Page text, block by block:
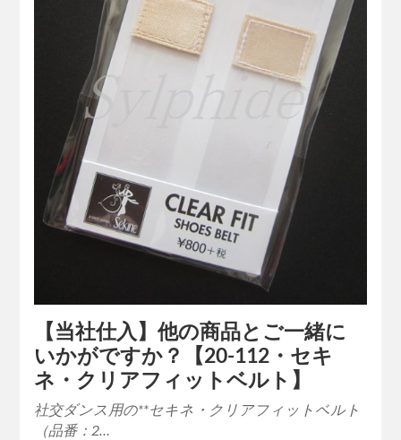
【当社仕入】他の商品とご一緒に
いかがですか？【20-112・セキ
ネ・クリアフィットベルト】
社交ダンス用の**セキネ・クリアフィットベルト
（品番：2…